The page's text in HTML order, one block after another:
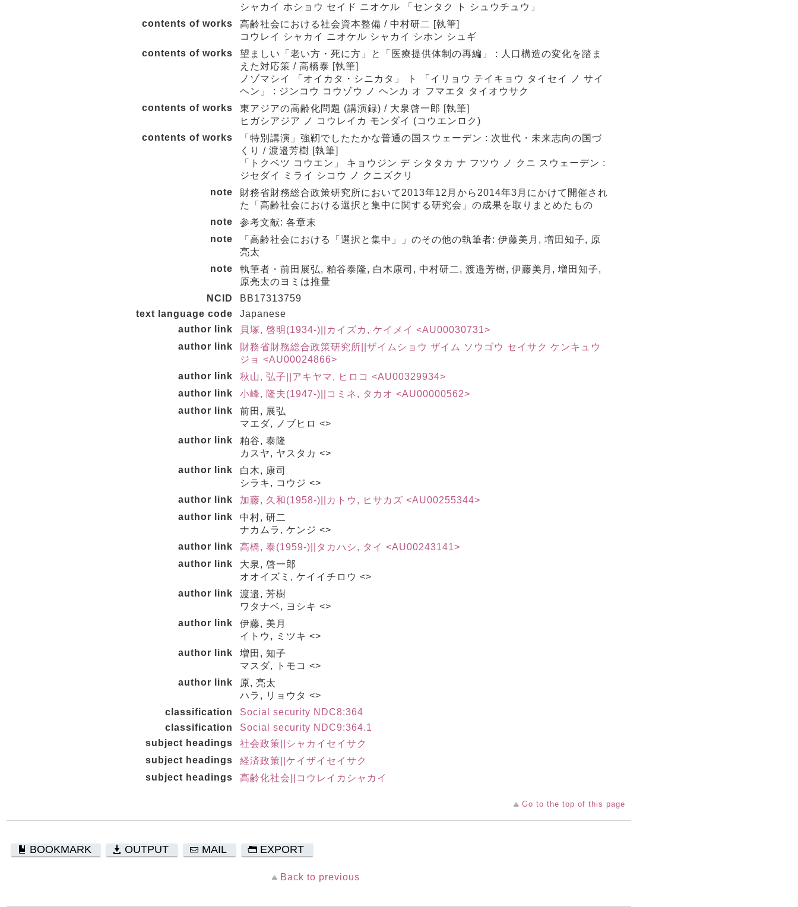
シャカイ ホショウ セイド ニオケル 「センタク ト シュウチュウ」
contents of works
高齢社会における社会資本整備 / 中村研二 [執筆]
コウレイ シャカイ ニオケル シャカイ シホン シュギ
contents of works
望ましい「老い方・死に方」と「医療提供体制の再編」 : 人口構造の変化を踏ま
えた対応策 / 高橋泰 [執筆]
ノゾマシイ 「オイカタ・シニカタ」 ト 「イリョウ テイキョウ タイセイ ノ サイ
ヘン」 : ジンコウ コウゾウ ノ ヘンカ オ フマエタ タイオウサク
contents of works
東アジアの高齢化問題 (講演録) / 大泉啓一郎 [執筆]
ヒガシアジア ノ コウレイカ モンダイ (コウエンロク)
contents of works
「特別講演」強靭でしたたかな普通の国スウェーデン : 次世代・未来志向の国づ
くり / 渡邉芳樹 [執筆]
「トクベツ コウエン」 キョウジン デ シタタカ ナ フツウ ノ クニ スウェーデン :
ジセダイ ミライ シコウ ノ クニズクリ
note
財務省財務総合政策研究所において2013年12月から2014年3月にかけて開催され
た「高齢社会における選択と集中に関する研究会」の成果を取りまとめたもの
note
参考文献: 各章末
note
「高齢社会における「選択と集中」」のその他の執筆者: 伊藤美月, 増田知子, 原
亮太
note
執筆者・前田展弘, 粕谷泰隆, 白木康司, 中村研二, 渡邉芳樹, 伊藤美月, 増田知子,
原亮太のヨミは推量
NCID
BB17313759
text language code
Japanese
author link
貝塚, 啓明(1934-)||カイズカ, ケイメイ <AU00030731>
author link
財務省財務総合政策研究所||ザイムショウ ザイム ソウゴウ セイサク ケンキュウ
ジョ <AU00024866>
author link
秋山, 弘子||アキヤマ, ヒロコ <AU00329934>
author link
小峰, 隆夫(1947-)||コミネ, タカオ <AU00000562>
author link
前田, 展弘
マエダ, ノブヒロ <>
author link
粕谷, 泰隆
カスヤ, ヤスタカ <>
author link
白木, 康司
シラキ, コウジ <>
author link
加藤, 久和(1958-)||カトウ, ヒサカズ <AU00255344>
author link
中村, 研二
ナカムラ, ケンジ <>
author link
高橋, 泰(1959-)||タカハシ, タイ <AU00243141>
author link
大泉, 啓一郎
オオイズミ, ケイイチロウ <>
author link
渡邉, 芳樹
ワタナベ, ヨシキ <>
author link
伊藤, 美月
イトウ, ミツキ <>
author link
増田, 知子
マスダ, トモコ <>
author link
原, 亮太
ハラ, リョウタ <>
classification
Social security NDC8:364
classification
Social security NDC9:364.1
subject headings
社会政策||シャカイセイサク
subject headings
経済政策||ケイザイセイサク
subject headings
高齢化社会||コウレイカシャカイ
Go to the top of this page
BOOKMARK OUTPUT MAIL EXPORT
Back to previous